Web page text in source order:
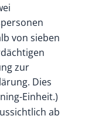
von sieben
zur
Dies
Einheit.)
ab